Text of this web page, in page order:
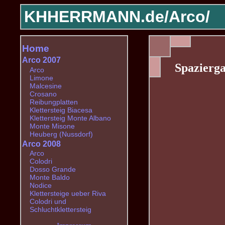
KHHERRMANN.de/Arco/
Home
Arco 2007
Arco
Limone
Malcesine
Crosano
Reibungplatten
Klettersteig Biacesa
Klettersteig Monte Albano
Monte Misone
Heuberg (Nussdorf)
Arco 2008
Arco
Colodri
Dosso Grande
Monte Baldo
Nodice
Klettersteige ueber Riva
Colodri und
Schluchtklettersteig